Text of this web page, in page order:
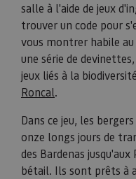
salle à l'aide de jeux
trouver un code pour
vous montrer habile
une série de
jeux liés à la
Roncal.
Dans ce jeu, les
onze longs jours de
des Bardenas
bétail. Ils sont prêts à